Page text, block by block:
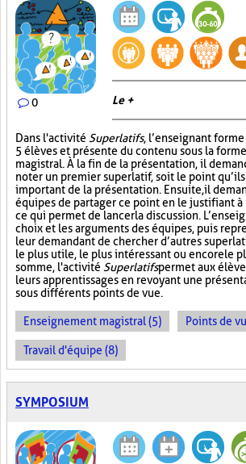
0 Le +
Dans l'activité Superlatifs, l’enseignant
5 élèves et présente du contenu sous la
magistral. À la fin de la présentation, il
noter un premier superlatif, soit le point
important de la présentation. Ensuite, il
équipes de partager ce point en le justifiant à
ce qui permet de lancer la discussion.
choix et les arguments des équipes, puis
leur demandant de chercher d’autres
le plus utile, le plus intéressant ou encore le
somme, l'activité Superlatifspermet aux
leurs apprentissages en revoyant une
sous différents points de vue.
Enseignement magistral (5) Points de
Travail d'équipe (8)
SYMPOSIUM